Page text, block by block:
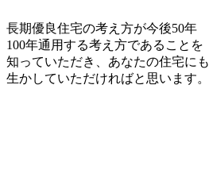
長期優良住宅の考え方が今後50年
100年通用する考え方であることを
知っていただき、あなたの住宅にも
生かしていただければと思います。